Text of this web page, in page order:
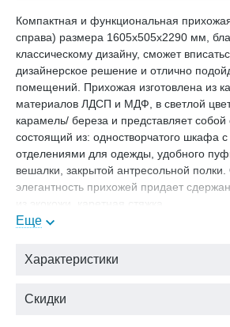
Компактная и функциональная
справа) размера 1605х505х2290 мм,
классическому дизайну, сможет
дизайнерское решение и отлично
помещений. Прихожая изготовлена из
материалов ЛДСП и МДФ, в светлой
карамель/ береза и представляет
состоящий из: одностворчатого шкафа
отделениями для одежды, удобного
вешалки, закрытой антресольной
элегантность прихожей придает
В нашем магазине Вы можете купить
доставкой.
Еще
Характеристики
Скидки